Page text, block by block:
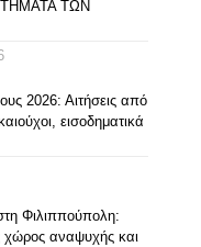
ΤΩΝ
2026: Αιτήσεις από
εισοδηματικά
Φιλιππούπολη:
χώρος αναψυχής και